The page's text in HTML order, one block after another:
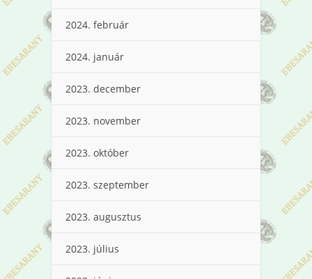
2024. február
2024. január
2023. december
2023. november
2023. október
2023. szeptember
2023. augusztus
2023. július